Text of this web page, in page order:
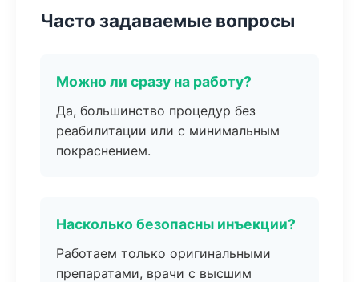
Часто задаваемые вопросы
Можно ли сразу на работу?
Да, большинство процедур без
реабилитации или с минимальным
покраснением.
Насколько безопасны инъекции?
Работаем только оригинальными
препаратами, врачи с высшим